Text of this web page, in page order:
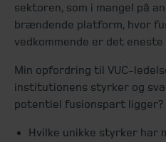
sektoren, som i mangel på
brændende platform, hvor
vedkommende er det
Min opfordring til VUC-
institutionens styrker og
potentiel fusionspart ligger?
Hvilke unikke styrker har